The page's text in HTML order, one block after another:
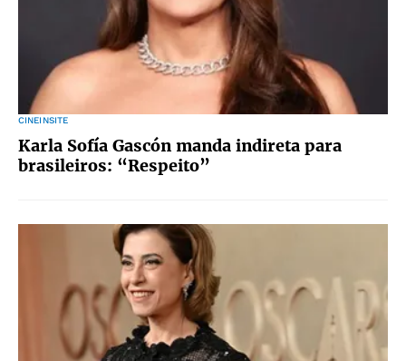
CINEINSITE
Karla Sofía Gascón manda indireta para
brasileiros: “Respeito”